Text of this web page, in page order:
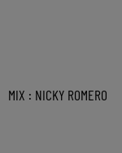
MIX : NICKY ROMERO